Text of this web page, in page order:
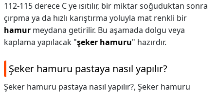
112-115 derece C ye ısıtılır, bir miktar soğuduktan sonra
çırpma ya da hızlı karıştırma yoluyla mat renkli bir
hamur meydana getirilir. Bu aşamada dolgu veya
kaplama yapılacak "şeker hamuru" hazırdır.
Şeker hamuru pastaya nasıl yapılır?
Şeker hamuru pastaya nasıl yapılır?, Şeker hamuru